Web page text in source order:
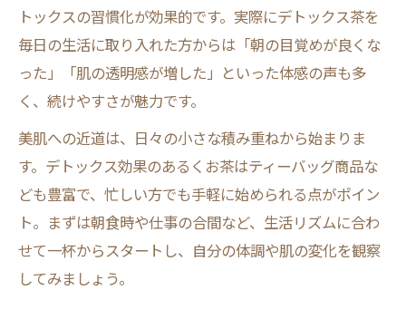
トックスの習慣化が効果的です。実際にデトックス茶を
毎日の生活に取り入れた方からは「朝の目覚めが良くな
った」「肌の透明感が増した」といった体感の声も多
く、続けやすさが魅力です。
美肌への近道は、日々の小さな積み重ねから始まりま
す。デトックス効果のあるくお茶はティーバッグ商品な
ども豊富で、忙しい方でも手軽に始められる点がポイン
ト。まずは朝食時や仕事の合間など、生活リズムに合わ
せて一杯からスタートし、自分の体調や肌の変化を観察
してみましょう。